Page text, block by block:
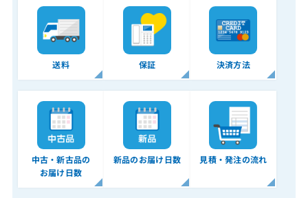
送料 保証 決済方法
中古・新古品の
お届け日数
新品のお届け日数 見積・発注の流れ